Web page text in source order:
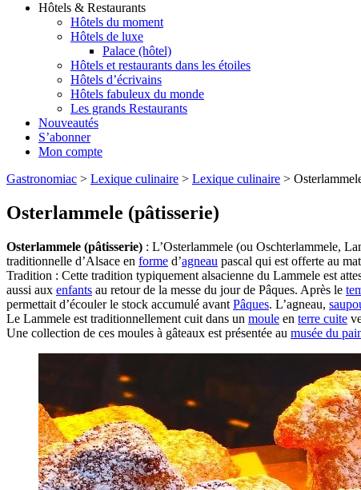
Hôtels & Restaurants
Hôtels du moment
Hôtels de luxe
Palace (hôtel)
Hôtels et restaurants dans les étoiles
Hôtels d’écrivains
Hôtels fabuleux du monde
Les grands Restaurants
Nouveautés
S’abonner
Mon compte
Gastronomiac > Lexique culinaire > Lexique culinaire >
Osterlammele (pâtisserie)
Osterlammele (pâtisserie) : L’Osterlammele (ou Oschterlammele,
traditionnelle d’Alsace en forme d’agneau pascal qui est offerte au
Tradition : Cette tradition typiquement alsacienne du Lammele est
aussi aux enfants au retour de la messe du jour de Pâques. Après le
permettait d’écouler le stock accumulé avant Pâques. L’agneau,
Le Lammele est traditionnellement cuit dans un moule en terre cuite
Une collection de ces moules à gâteaux est présentée au musée du